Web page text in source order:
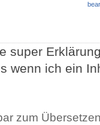
super
wenn ich ein
zum